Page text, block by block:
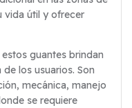
vida útil y ofrecer
guantes brindan
los usuarios. Son
mecánica, manejo
se requiere